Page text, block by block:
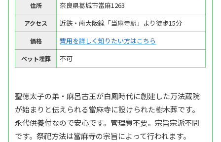
住所 奈良県葛城市當麻1263
アクセス 近鉄・南大阪線「当麻寺駅」より徒歩15分
価格 費用を詳しく知りたい方はこちら
ペット埋葬 不可
聖徳太子の弟・麻呂古王が白鳳時代に創建した万法蔵院
が始まりと伝えられる當麻寺に設けられた樹木葬です。
永代供養付なので安心です。管理費不要。宗旨宗派不問
です。祭祀方法は當麻寺の宗旨によって行われます。